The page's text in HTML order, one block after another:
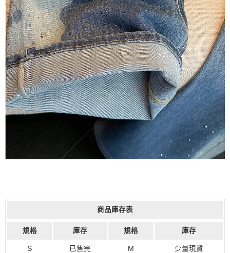
商品庫存表
規格 庫存 規格 庫存
S 已售完 M 少量現貨